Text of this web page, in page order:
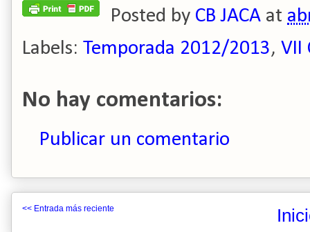
Posted by CB JACA at
Labels: Temporada 2012/2013, VII
No hay comentarios:
Publicar un comentario
<< Entrada más reciente